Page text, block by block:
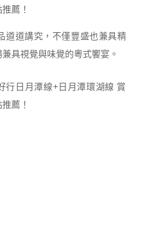
道道講究，不僅豐盛也兼具精
具視覺與味覺的粵式饗宴。